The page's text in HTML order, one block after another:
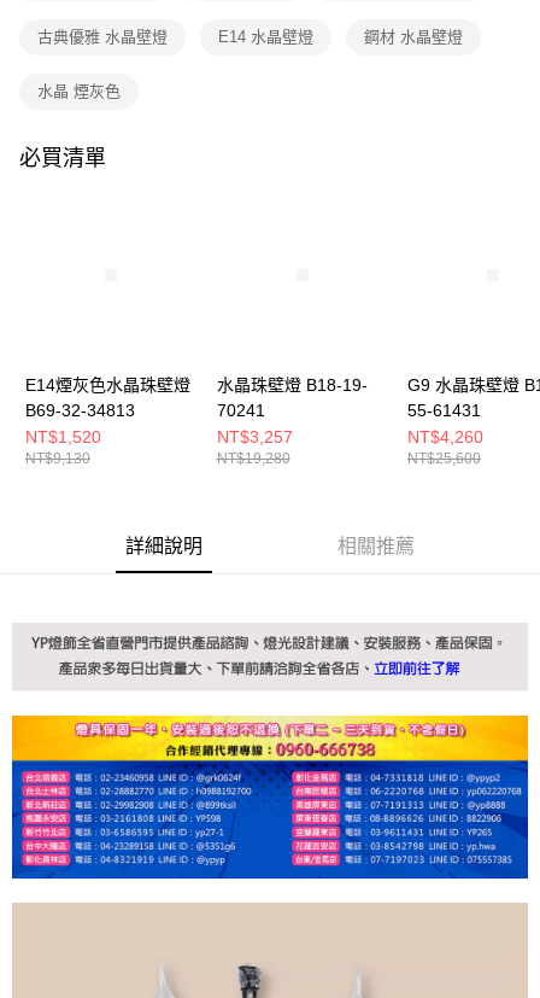
購買商品的店家。未經商家同意取消之訂單仍視為有效，需透過AFTEE先享
是否繳費成功／繳費後需取消欲退款等相關疑問，請聯繫「AFTEE先享後付
【注意事項】
時審查核予不同之上限額度；若仍有額度不足之情形，本公司將視審查結果
５．嚴禁一人註冊多個帳號或使用他人資訊註冊。若發現惡意使用之情形，
恩沛科技股份有限公司將有權停止該用戶之使用額度並採取法律行動。
古典優雅 水晶壁燈 E14 水晶壁燈 鋼材 水晶壁燈
水晶 煙灰色
必買清單
E14煙灰色水晶珠壁燈
B69-32-34813
NT$1,520
NT$9,130
水晶珠壁燈 B18-19-
70241
NT$3,257
NT$19,280
G9 水晶珠壁燈
55-61431
NT$4,260
NT$25,600
詳細說明 相關推薦